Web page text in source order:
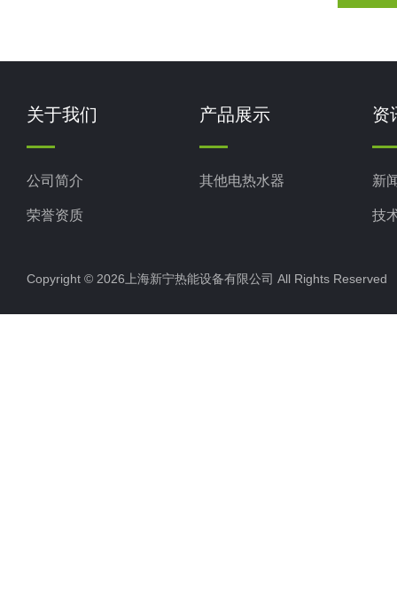
关于我们
公司简介
荣誉资质
产品展示
其他电热水器
资
新
技
Copyright © 2026上海新宁热能设备有限公司 All Rights